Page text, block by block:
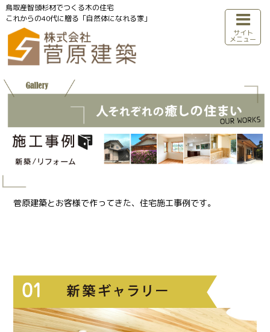
鳥取産智頭杉材でつくる木の住宅
これからの40代に贈る「自然体になれる家」
サイト
メニュー
菅原建築とお客様で作ってきた、住宅施工事例です。